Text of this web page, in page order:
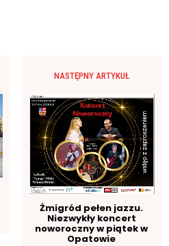
NASTĘPNY ARTYKUŁ
Żmigród pełen jazzu.
Niezwykły koncert
noworoczny w piątek w
Opatowie